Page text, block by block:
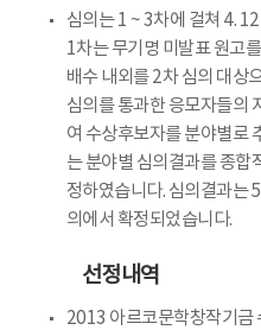
심의는 1 ~ 3차에 걸쳐 4.
1차는 무기명 미발표 원고
배수 내외를 2차 심의 대상
심의를 통과한 응모자들의
여 수상후보자를 분야별로
는 분야별 심의결과를 종합
정하였습니다. 심의결과는
의에서 확정되었습니다.
선정내역
2013 아르코문학창작기금